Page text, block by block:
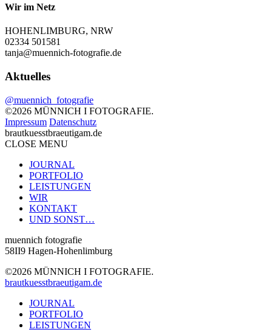
Wir im Netz
HOHENLIMBURG, NRW
02334 501581
tanja@muennich-fotografie.de
Aktuelles
@muennich_fotografie
©2026 MÜNNICH I FOTOGRAFIE.
Impressum Datenschutz
brautkuesstbraeutigam.de
CLOSE MENU
JOURNAL
PORTFOLIO
LEISTUNGEN
WIR
KONTAKT
UND SONST…
muennich fotografie
58II9 Hagen-Hohenlimburg
©2026 MÜNNICH I FOTOGRAFIE.
brautkuesstbraeutigam.de
JOURNAL
PORTFOLIO
LEISTUNGEN